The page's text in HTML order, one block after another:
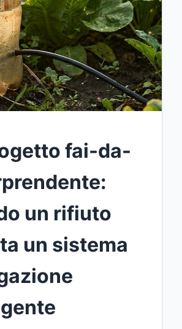
fai-da-
un rifiuto
un sistema